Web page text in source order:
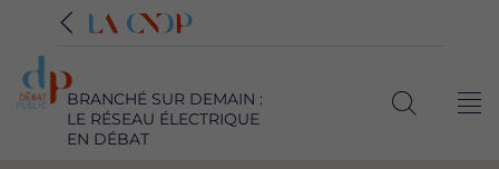
BRANCHÉ SUR DEMAIN :
LE RÉSEAU ÉLECTRIQUE
EN DÉBAT